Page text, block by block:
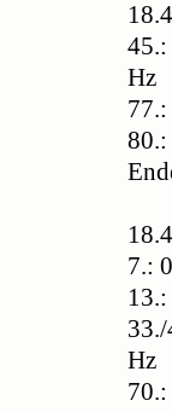
45.:
Hz
80.:
7.:
Hz